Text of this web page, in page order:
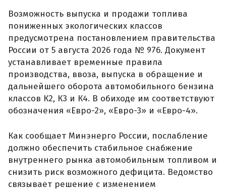
Возможность выпуска и продажи топлива
пониженных экологических классов
предусмотрена постановлением правительства
России от 5 августа 2026 года № 976. Документ
устанавливает временные правила
производства, ввоза, выпуска в обращение и
дальнейшего оборота автомобильного бензина
классов К2, К3 и К4. В обиходе им соответствуют
обозначения «Евро-2», «Евро-3» и «Евро-4».
Как сообщает Минэнерго России, послабление
должно обеспечить стабильное снабжение
внутреннего рынка автомобильным топливом и
снизить риск возможного дефицита. Ведомство
связывает решение с изменением